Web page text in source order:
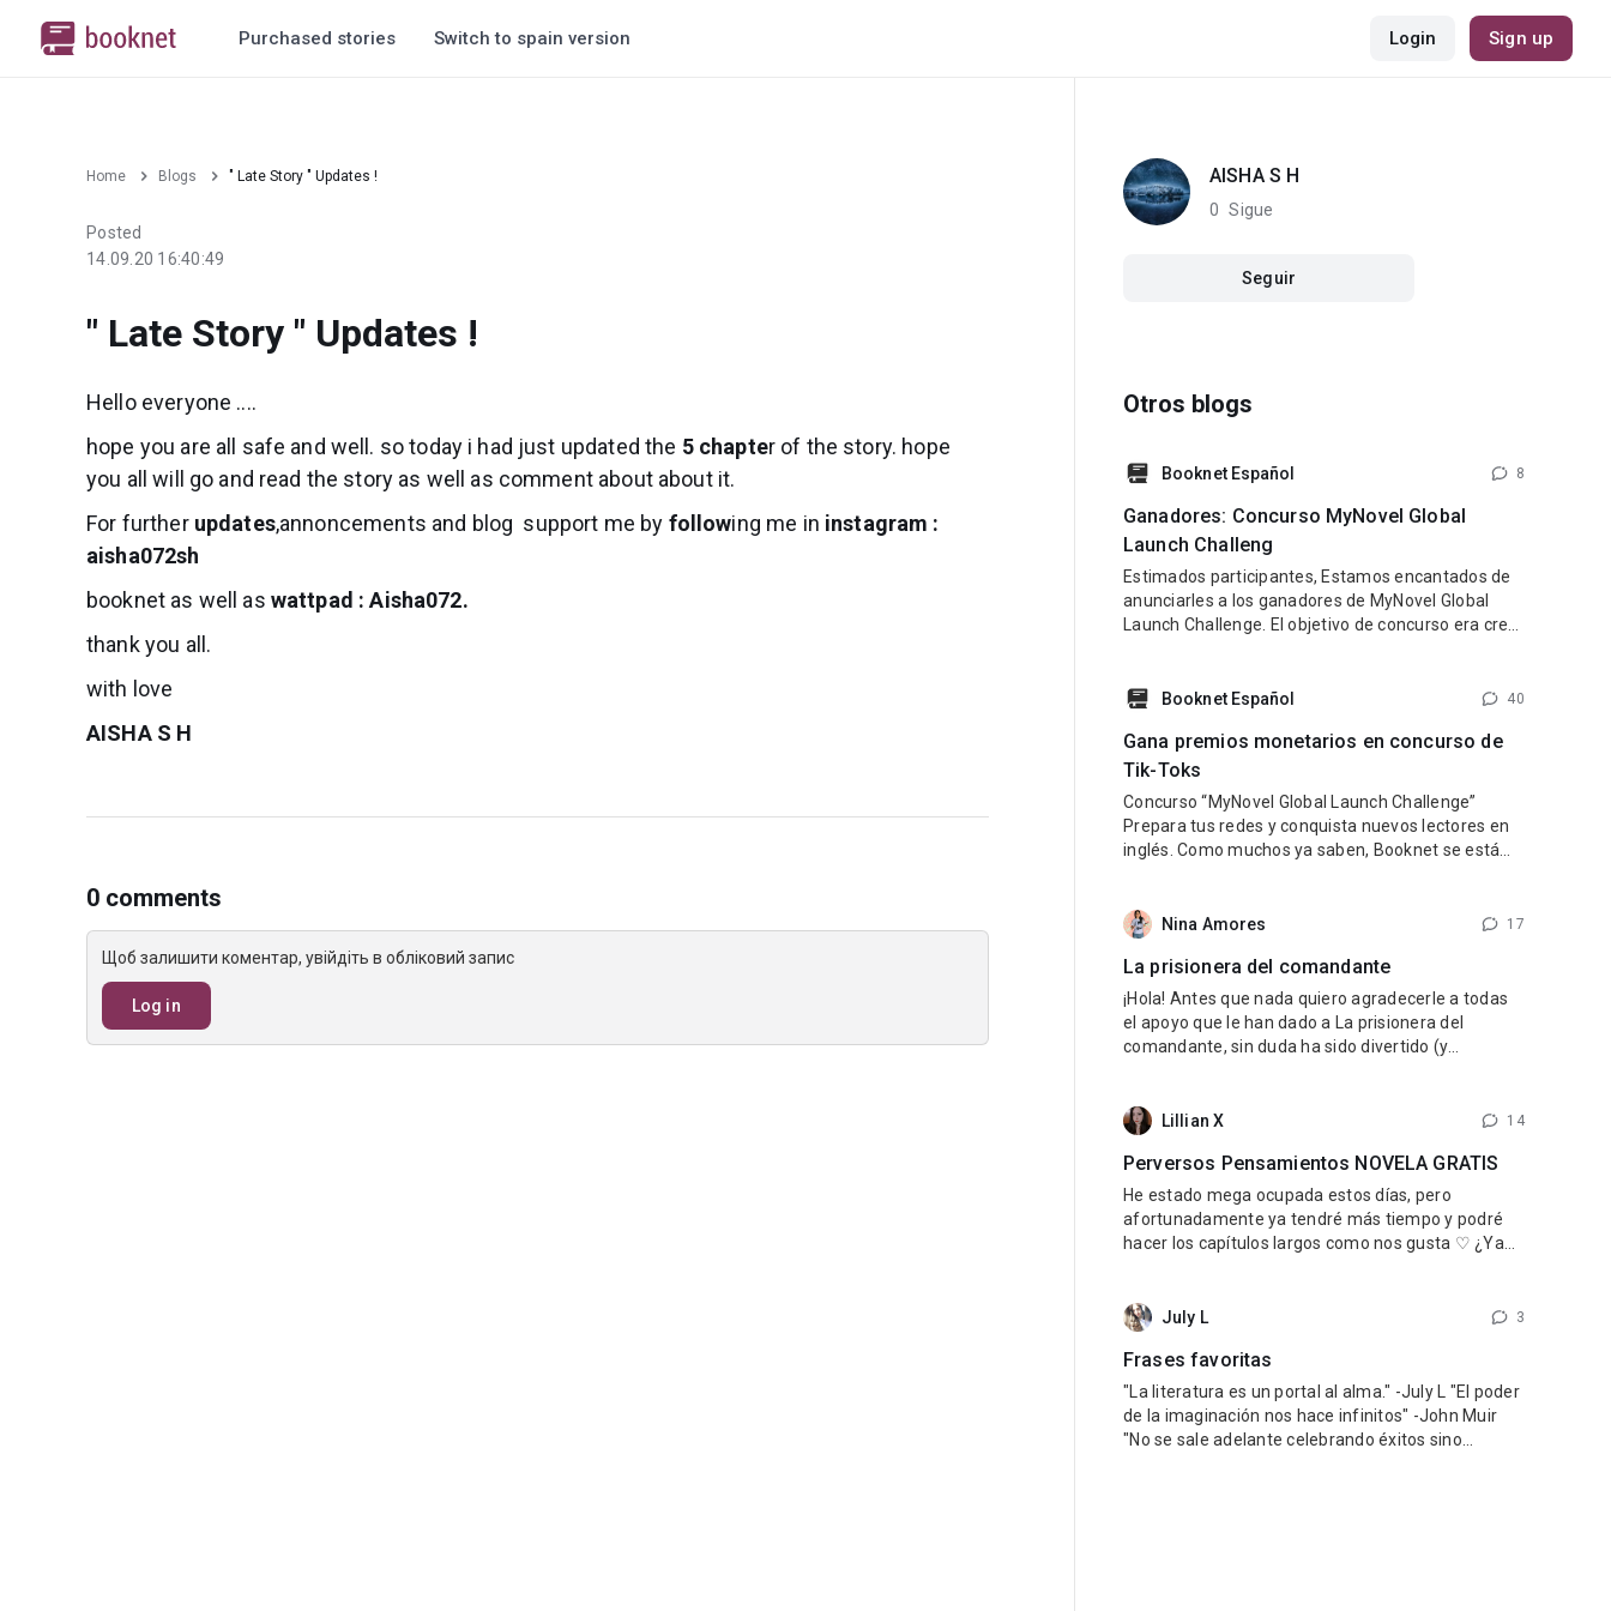
Purchased stories Switch to spain version Login Sign up
Home Blogs " Late Story " Updates !
Posted
14.09.20 16:40:49
" Late Story " Updates !
Hello everyone ....
hope you are all safe and well. so today i had just updated the 5 chapter of the story. hope
you all will go and read the story as well as comment about about it.
For further updates,annoncements and blog support me by following me in instagram :
aisha072sh
booknet as well as wattpad : Aisha072.
thank you all.
with love
AISHA S H
0 comments
Щоб залишити коментар, увійдіть в обліковий запис
Log in
AISHA S H
0 Sigue
Seguir
Otros blogs
Booknet Español 8
Ganadores: Concurso MyNovel Global
Launch Challeng
Estimados participantes, Estamos encantados de
anunciarles a los ganadores de MyNovel Global
Launch Challenge. El objetivo de concurso era crear
libros de otros autores si no eres escritor). Link al
usuario de TikTok dark.reader3 2
Booknet Español 40
Gana premios monetarios en concurso de
Tik-Toks
Concurso “MyNovel Global Launch Challenge”
Prepara tus redes y conquista nuevos lectores en
inglés. Como muchos ya saben, Booknet se está
autores podrán vender sus libros traducidos a
mundo. El primer idioma será
Nina Amores 17
La prisionera del comandante
¡Hola! Antes que nada quiero agradecerle a todas
el apoyo que le han dado a La prisionera del
comandante, sin duda ha sido divertido (y
leido Una esposa para el rey, si les está gustando
encontrar de forma gratuita aquí
Lillian X 14
Perversos Pensamientos NOVELA GRATIS
He estado mega ocupada estos días, pero
afortunadamente ya tendré más tiempo y podré
hacer los capítulos largos como nos gusta ♡ ¿Ya
DEBES, y repito DEBES leerla. Tenemos un
que
July L 3
Frases favoritas
"La literatura es un portal al alma." -July L "El poder
de la imaginación nos hace infinitos" -John Muir
"No se sale adelante celebrando éxitos sino